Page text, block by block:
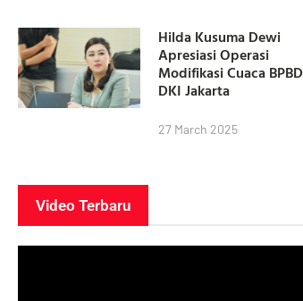
Hilda Kusuma Dewi
Apresiasi Operasi
Modifikasi Cuaca BPBD
DKI Jakarta
27 March 2025
Video Terbaru